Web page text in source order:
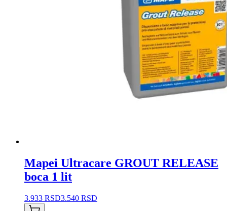
Mapei Ultracare GROUT RELEASE
boca 1 lit
3.933 RSD3.540 RSD